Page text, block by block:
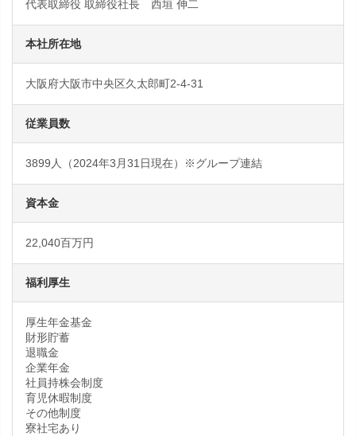
代表取締役 取締役社長 西垣 伸二
本社所在地
大阪府大阪市中央区久太郎町2-4-31
従業員数
3899人（2024年3月31日現在）※グループ連結
資本金
22,040百万円
福利厚生
厚生年金基金
財形貯蓄
退職金
企業年金
社員持株会制度
育児休暇制度
その他制度
寮社宅あり